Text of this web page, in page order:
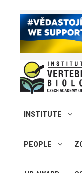
INSTITUTE
PEOPLE